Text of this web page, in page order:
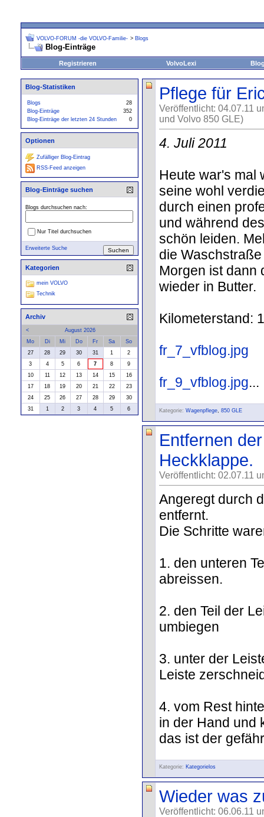
VOLVO-FORUM -die VOLVO-Familie- > Blogs
Blog-Einträge
Registrieren VolvoLexi
Pflege für
Veröffentlicht: 04.07.11
und Volvo 850 GLE)
4. Juli 2011
Heute war's mal
seine wohl
durch einen
und während
schön leiden.
die
Morgen ist dann
wieder in Butter.
Kilometerstand:
fr_7_vfblog.jpg
fr_9_vfblog.jpg...
Kategorie: Wagenpflege, 850 GLE
Entfernen
Heckklappe.
Veröffentlicht: 02.07.11
Angeregt durch
entfernt.
Die Schritte
1. den unteren
abreissen.
2. den Teil der
umbiegen
3. unter der
Leiste
4. vom Rest
in der Hand und
das ist der
Kategorie: Kategorielos
Wieder was
Veröffentlicht: 06.06.11
Blog-Statistiken
Blogs
28
Blog-Einträge
352
Blog-Einträge der letzten 24 Stunden
0
Optionen
Zufälliger Blog-Eintrag
RSS-Feed anzeigen
Blog-Einträge suchen
Blogs durchsuchen nach:
Nur Titel durchsuchen
Erweiterte Suche
Kategorien
mein VOLVO
Technik
Archiv
<
August 2026
Mo
Di Mi Do Fr Sa
So
27
28 29 30 31 1
2
3
4 5 6 7 8
9
10
11 12 13 14 15
16
17
18 19 20 21 22
23
24
25 26 27 28 29
30
31
1 2 3 4 5 6